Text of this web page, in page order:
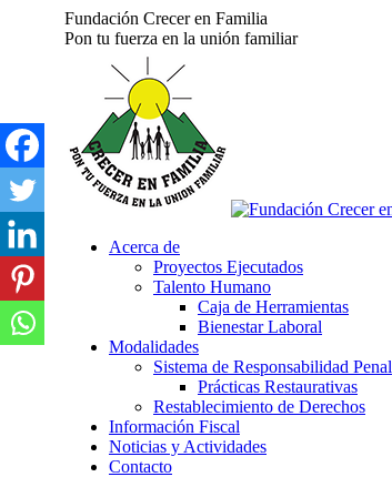
Fundación Crecer en Familia
Pon tu fuerza en la unión familiar
Acerca de
Proyectos Ejecutados
Talento Humano
Caja de Herramientas
Bienestar Laboral
Modalidades
Sistema de Responsabilidad Penal
Prácticas Restaurativas
Restablecimiento de Derechos
Información Fiscal
Noticias y Actividades
Contacto